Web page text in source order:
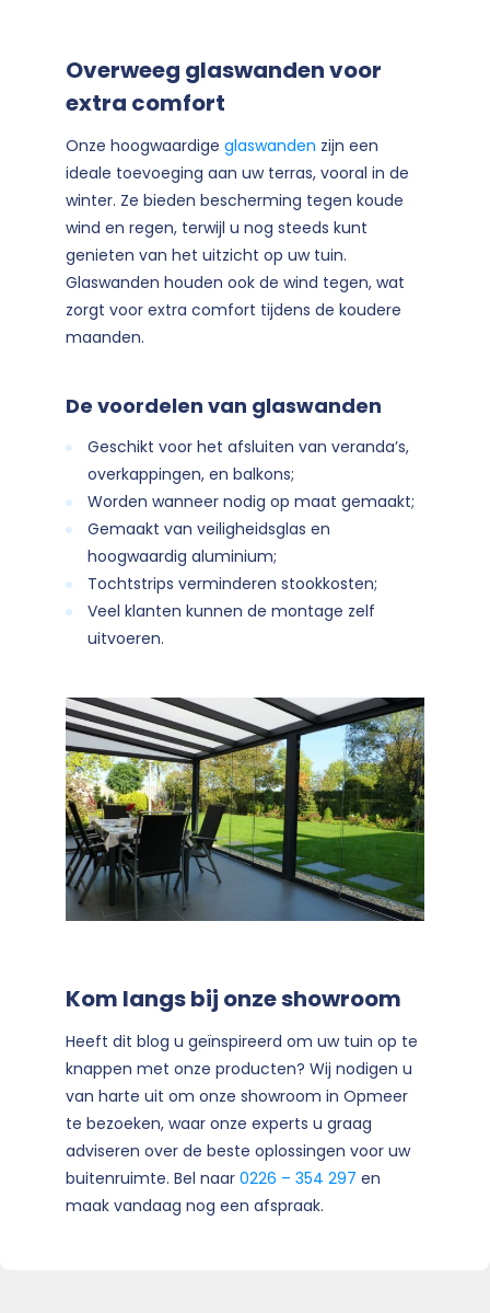
Overweeg glaswanden voor
extra comfort
Onze hoogwaardige glaswanden zijn een
ideale toevoeging aan uw terras, vooral in de
winter. Ze bieden bescherming tegen koude
wind en regen, terwijl u nog steeds kunt
genieten van het uitzicht op uw tuin.
Glaswanden houden ook de wind tegen, wat
zorgt voor extra comfort tijdens de koudere
maanden.
De voordelen van glaswanden
Geschikt voor het afsluiten van veranda’s,
overkappingen, en balkons;
Worden wanneer nodig op maat gemaakt;
Gemaakt van veiligheidsglas en
hoogwaardig aluminium;
Tochtstrips verminderen stookkosten;
Veel klanten kunnen de montage zelf
uitvoeren.
Kom langs bij onze showroom
Heeft dit blog u geïnspireerd om uw tuin op te
knappen met onze producten? Wij nodigen u
van harte uit om onze showroom in Opmeer
te bezoeken, waar onze experts u graag
adviseren over de beste oplossingen voor uw
buitenruimte. Bel naar 0226 – 354 297 en
maak vandaag nog een afspraak.